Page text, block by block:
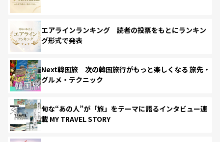
エアラインランキング 読者の投票をもとにランキン
グ形式で発表
Next韓国旅 次の韓国旅行がもっと楽しくなる 旅先・
グルメ・テクニック
旬な“あの人”が「旅」をテーマに語るインタビュー連
載 MY TRAVEL STORY